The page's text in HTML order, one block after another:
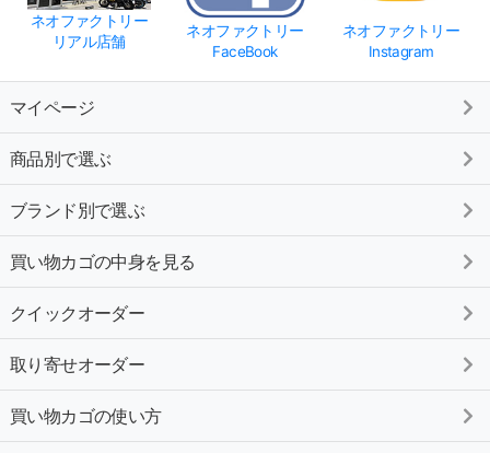
ネオファクトリー
リアル店舗
ネオファクトリー
FaceBook
ネオファクトリー
Instagram
マイページ
商品別で選ぶ
ブランド別で選ぶ
買い物カゴの中身を見る
クイックオーダー
取り寄せオーダー
買い物カゴの使い方